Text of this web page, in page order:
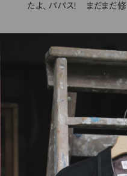
たよ、パパス！ まだまだ